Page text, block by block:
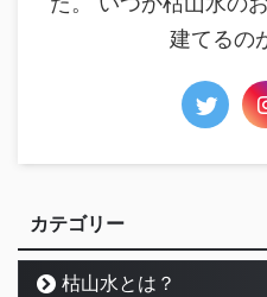
建てるの
カテゴリー
枯山水とは？